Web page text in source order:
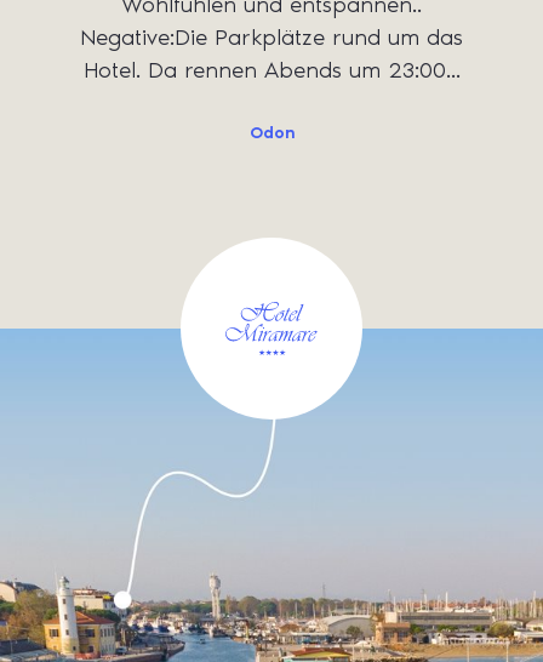
Negative:Die Parkplätze rund um das
Hotel. Da rennen Abends um 23:00...
Odon